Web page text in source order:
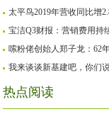
太平鸟2019年营收同比增
宝洁Q3财报：营销费用持
嗦粉佬创始人郑子龙：62
我来谈谈新基建吧，你们
热点阅读